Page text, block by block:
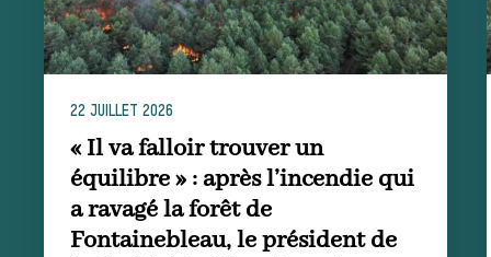
chasse
Assister à une chasse à courre
Déroulement
22 JUILLET 2026
« Il va falloir trouver un
équilibre » : après l’incendie qui
a ravagé la forêt de
Fontainebleau, le président de